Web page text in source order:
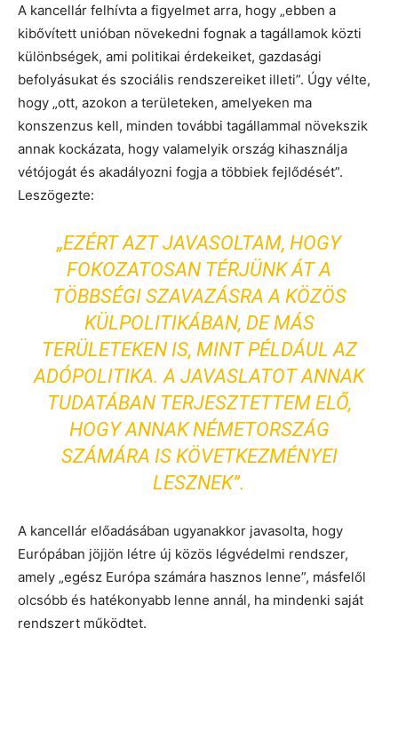
A kancellár felhívta a figyelmet arra, hogy „ebben a
kibővített unióban növekedni fognak a tagállamok közti
különbségek, ami politikai érdekeiket, gazdasági
befolyásukat és szociális rendszereiket illeti”. Úgy vélte,
hogy „ott, azokon a területeken, amelyeken ma
konszenzus kell, minden további tagállammal növekszik
annak kockázata, hogy valamelyik ország kihasználja
vétójogát és akadályozni fogja a többiek fejlődését”.
Leszögezte:
„EZÉRT AZT JAVASOLTAM, HOGY
FOKOZATOSAN TÉRJÜNK ÁT A
TÖBBSÉGI SZAVAZÁSRA A KÖZÖS
KÜLPOLITIKÁBAN, DE MÁS
TERÜLETEKEN IS, MINT PÉLDÁUL AZ
ADÓPOLITIKA. A JAVASLATOT ANNAK
TUDATÁBAN TERJESZTETTEM ELŐ,
HOGY ANNAK NÉMETORSZÁG
SZÁMÁRA IS KÖVETKEZMÉNYEI
LESZNEK”.
A kancellár előadásában ugyanakkor javasolta, hogy
Európában jöjjön létre új közös légvédelmi rendszer,
amely „egész Európa számára hasznos lenne”, másfelől
olcsóbb és hatékonyabb lenne annál, ha mindenki saját
rendszert működtet.